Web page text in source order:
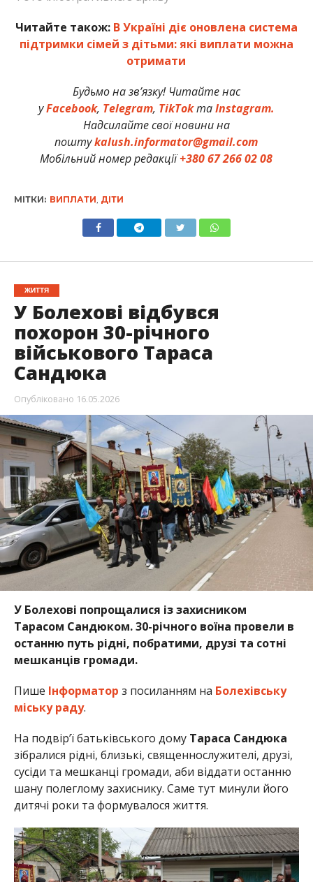
Читайте також: В Україні діє оновлена система
підтримки сімей з дітьми: які виплати можна
отримати
Будьмо на зв’язку! Читайте нас
уFacebook, Telegram, TikTokтаInstagram.
Надсилайте свої новини на
поштуkalush.informator@gmail.com
Мобільний номер редакції+380 67 266 02 08
МІТКИ: ВИПЛАТИ ДІТИ
ЖИТТЯ
У Болехові відбувся
похорон 30-річного
військового Тараса
Сандюка
Опубліковано 16.05.2026
У Болехові попрощалися із захисником
Тарасом Сандюком. 30-річного воїна провели в
останню путь рідні, побратими, друзі та сотні
мешканців громади.
Пише Інформатор з посиланням на Болехівську
міську раду.
На подвір’ї батьківського дому Тараса Сандюка
зібралися рідні, близькі, священнослужителі, друзі,
сусіди та мешканці громади, аби віддати останню
шану полеглому захиснику. Саме тут минули його
дитячі роки та формувалося життя.